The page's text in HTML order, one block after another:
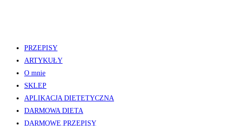
PRZEPISY
ARTYKUŁY
O mnie
SKLEP
APLIKACJA DIETETYCZNA
DARMOWA DIETA
DARMOWE PRZEPISY